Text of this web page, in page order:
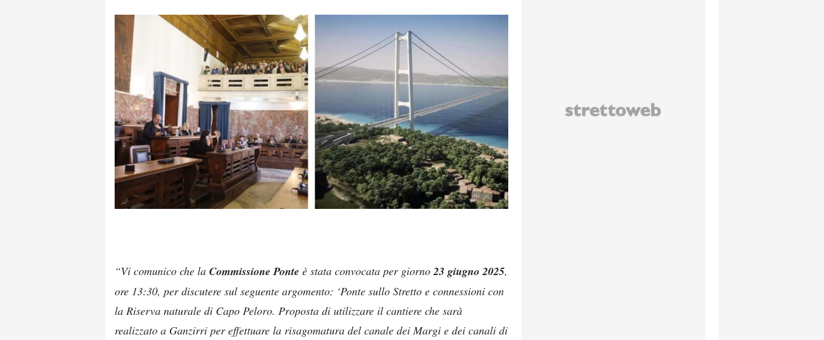
“Vi comunico che la Commissione Ponte è stata convocata per giorno23 giugno 2025,
ore 13:30, per discutere sul seguente argomento: ‘Ponte sullo Stretto e connessioni con
la Riserva naturale di Capo Peloro. Proposta di utilizzare il cantiere che sarà
realizzato a Ganzirri per effettuare la risagomatura del canale dei Margi e dei canali di